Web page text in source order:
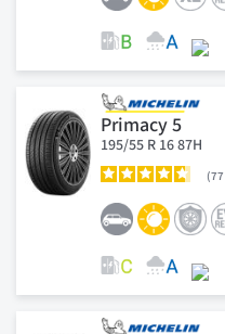
Primacy 5
195/55 R 16 87H
77